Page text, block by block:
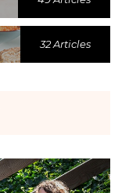
32 Articles